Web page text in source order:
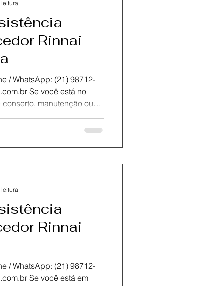
Rinnai
(21) 98712-
técnica
do seu equipamento.
leitura
Rinnai
(21) 98712-
leitura